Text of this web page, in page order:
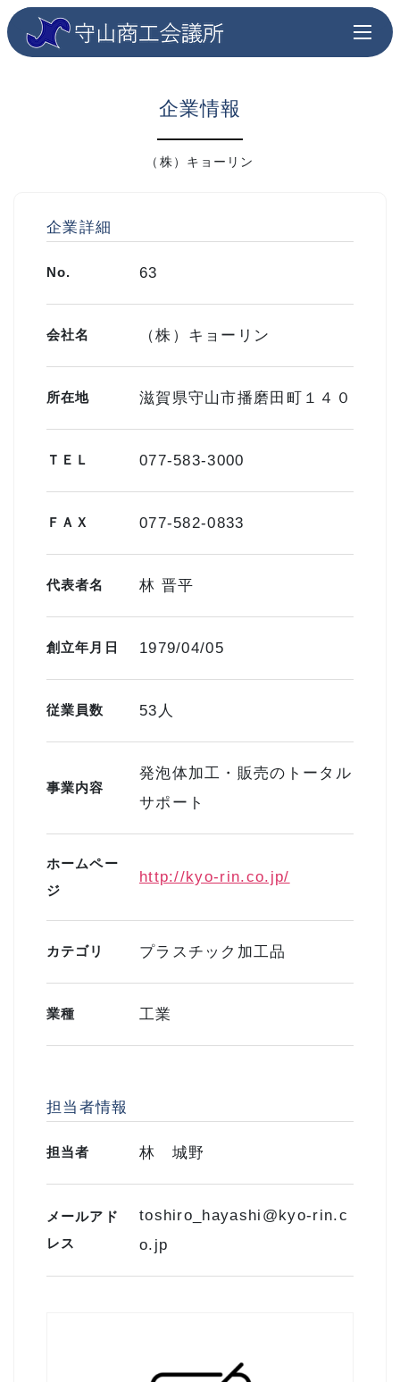
企業情報
（株）キョーリン
企業詳細
No. 63
会社名 （株）キョーリン
所在地 滋賀県守山市播磨田町１４０
ＴＥＬ 077-583-3000
ＦＡＸ 077-582-0833
代表者名 林 晋平
創立年月日 1979/04/05
従業員数 53人
事業内容
発泡体加工・販売のトータル
サポート
ホームペー
ジ
http://kyo-rin.co.jp/
カテゴリ プラスチック加工品
業種 工業
担当者情報
担当者 林 城野
メールアド
レス
toshiro_hayashi@kyo-rin.c
o.jp